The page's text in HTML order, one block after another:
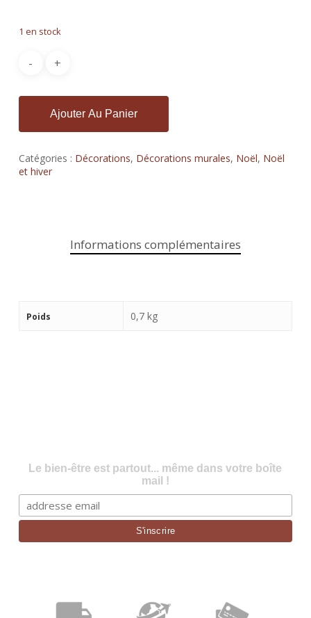
1 en stock
Ajouter Au Panier
Catégories : Décorations, Décorations murales, Noël, Noël
et hiver
Informations complémentaires
Poids 0,7 kg
Le bien-être est partout... même dans votre boîte
mail !